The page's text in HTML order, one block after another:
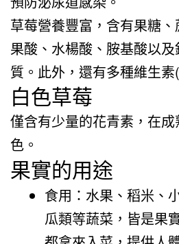
草莓營養豐富，含有果糖
果酸、水楊酸、胺基酸以
質。此外，還有多種維生素
白色草莓
僅含有少量的花青素，在
色。
果實的用途
食用：水果、稻米、
瓜類等蔬菜，皆是果